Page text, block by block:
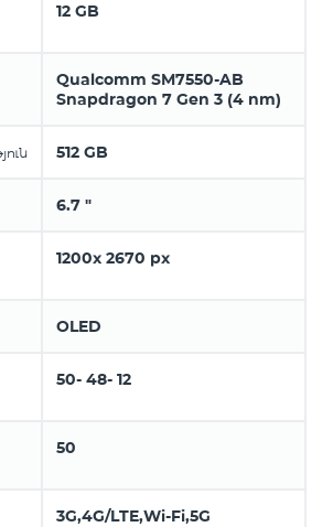
12 GB
Qualcomm SM7550-AB
Snapdragon 7 Gen 3 (4 nm)
512 GB
6.7 "
1200x 2670 px
OLED
50- 48- 12
50
3G,4G/LTE,Wi-Fi,5G